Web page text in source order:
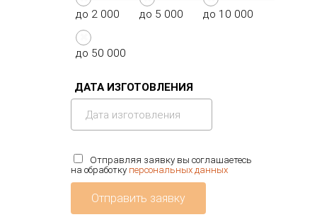
до 2 000 до 5 000 до 10 000
до 50 000
ДАТА ИЗГОТОВЛЕНИЯ
Отправляя заявку вы соглашаетесь
на обработку персональных данных
Отправить заявку